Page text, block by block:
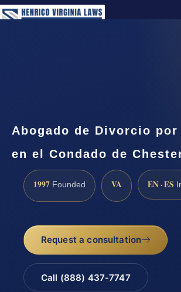
Abogado de Divorcio
en el Condado de
1997 Founded VA EN · ES
Request a consultation
Call (888) 437-7747